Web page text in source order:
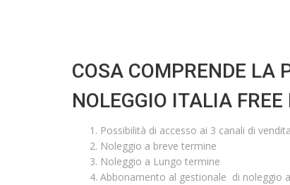
COSA COMPRENDE LA
NOLEGGIO ITALIA FREE
Possibilità di accesso ai 3 canali di vendita
Noleggio a breve termine
Noleggio a Lungo termine
Abbonamento al gestionale di noleggio